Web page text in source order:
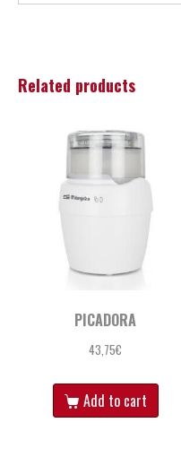
Related products
PICADORA
43,75€
Add to cart